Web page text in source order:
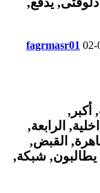
fagrmasr01 02-